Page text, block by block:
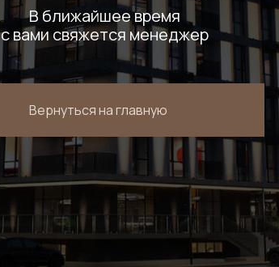
В ближайшее время
с вами свяжется менеджер
Вернуться на главную